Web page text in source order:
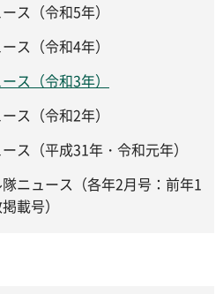
ス（令和5年）
ス（令和4年）
ス（令和3年）
ス（令和2年）
ス（平成31年・令和元年）
ニュース（各年2月号：前年1
載号）